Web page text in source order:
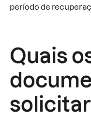
período de
Quais